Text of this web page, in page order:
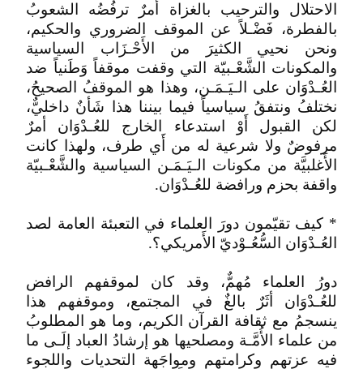
الاحتلال والترحيب بالغزاة أمرٌ ترفُضُه الشعوبُ
بالفطرة، فَضْـلاً عن الموقف الضروري والحكيم،
ونحن نحيي الكثيرَ من الأَحْـزَاب السياسية
والمكونات الشَّعْـبيّة التي وقفت موقفاً وَطَنياً ضد
العُـدْوَان على الـيَـمَـن، وهذا هو الموقفُ الصحيحُ،
نختلفُ ونتفقُ سياسياً فيما بيننا هذا شَأنٌ داخليٌّ،
لكن القبول أَوْ استدعاء الخارج للعُـدْوَان أمرٌ
مرفوضٌ ولا شرعية له من أَي طرف، ولهذا كانت
الأَغلبيَّة من مكونات الـيَـمَـن السياسية والشَّعْـبيّة
واقفة بحزم ورافضة للعُـدْوَان.
* كيف تقيّمون دورَ العلماء في التعبئة العامة لصد
العُـدْوَان السُّعُـوْديّ الأَمريكي؟.
دورُ العلماء مُهمٌّ، وقد كان لموقفهم الرافض
للعُـدْوَان أثَرٌ بالغٌ في المجتمع، وموقفهم هذا
ينسجمُ مع ثقافة القرآن الكريم، وما هو المطلوبُ
من علماء الأُمَّـة ومصلحيها هو إرشادُ العباد إلَـى ما
فيه عزتهم وكرامتهم ومواجَهة التحديات واللجوء